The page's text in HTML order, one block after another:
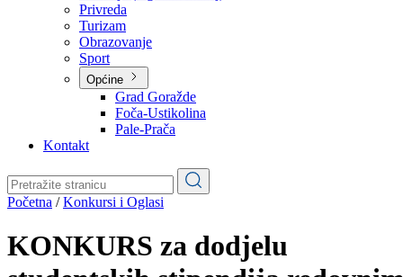
O kantonu
Simboli kantona (Grb, zastava)
Historija (digitalni muzej)
Privreda
Turizam
Obrazovanje
Općine
Pale-Prača
Kontakt
Početna/Konkursi i Oglasi